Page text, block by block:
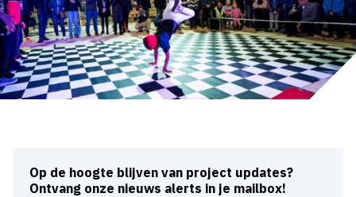
Op de hoogte blijven van project updates?
Ontvang onze nieuws alerts in je mailbox!